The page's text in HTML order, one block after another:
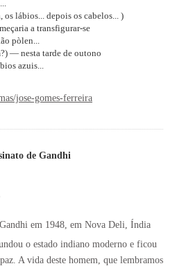
lábios... depois os cabelos... )
a transfigurar-se
pòlen...
— nesta tarde de outono
azuis...
jose-gomes-ferreira
de Gandhi
em 1948, em Nova Deli, Índia
o estado indiano moderno e ficou
A vida deste homem, que lembramos